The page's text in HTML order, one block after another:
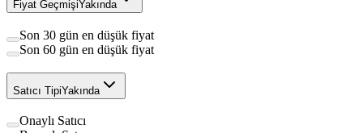
Fiyat GeçmişiYakında
Son 30 gün en düşük fiyat
Son 60 gün en düşük fiyat
Satıcı TipiYakında
Onaylı Satıcı